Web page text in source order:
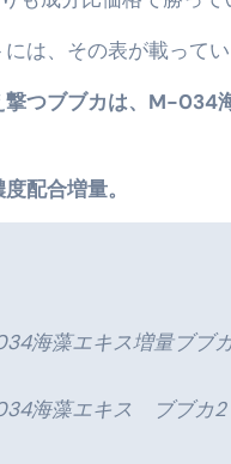
は、その表が載ってい
撃つブブカは、M-034
配合増量。